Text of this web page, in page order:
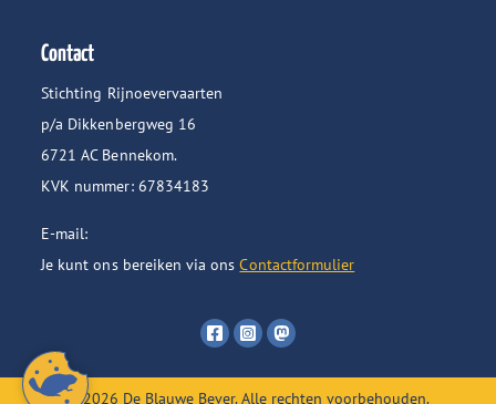
Contact
Stichting Rijnoevervaarten
p/a Dikkenbergweg 16
6721 AC Bennekom.
KVK nummer: 67834183
E-mail:
Je kunt ons bereiken via onsContactformulier
Volg
op
Facebook
Volg
op
Instagram
Volg
op
Mastodon
© 2026 De Blauwe Bever. Alle rechten voorbehouden.